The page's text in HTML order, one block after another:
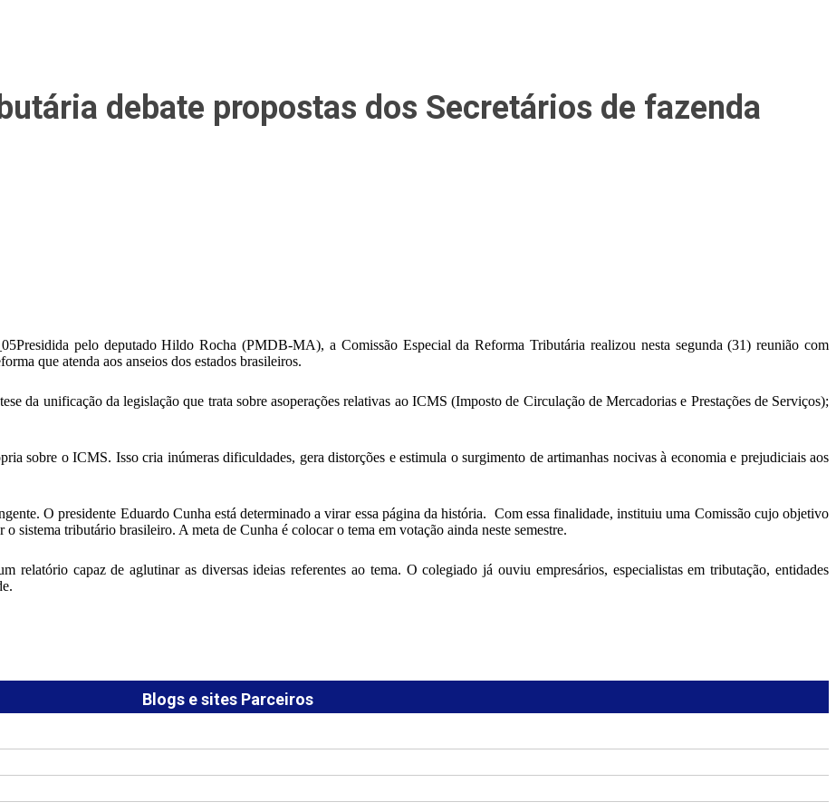
debate propostas dos Secretários de fazenda
Presidida pelo deputado Hildo Rocha (PMDB-MA), a Comissão Especial da Reforma Tributária realizou nesta segunda (31) reunião com
que atenda aos anseios dos estados brasileiros.
da unificação da legislação que trata sobre asoperações relativas ao ICMS (Imposto de Circulação de Mercadorias e Prestações de Serviços);
sobre o ICMS. Isso cria inúmeras dificuldades, gera distorções e estimula o surgimento de artimanhas nocivas à economia e prejudiciais aos
O presidente Eduardo Cunha está determinado a virar essa página da história. Com essa finalidade, instituiu uma Comissão cujo objetivo
sistema tributário brasileiro. A meta de Cunha é colocar o tema em votação ainda neste semestre.
relatório capaz de aglutinar as diversas ideias referentes ao tema. O colegiado já ouviu empresários, especialistas em tributação, entidades
Blogs e sites Parceiros